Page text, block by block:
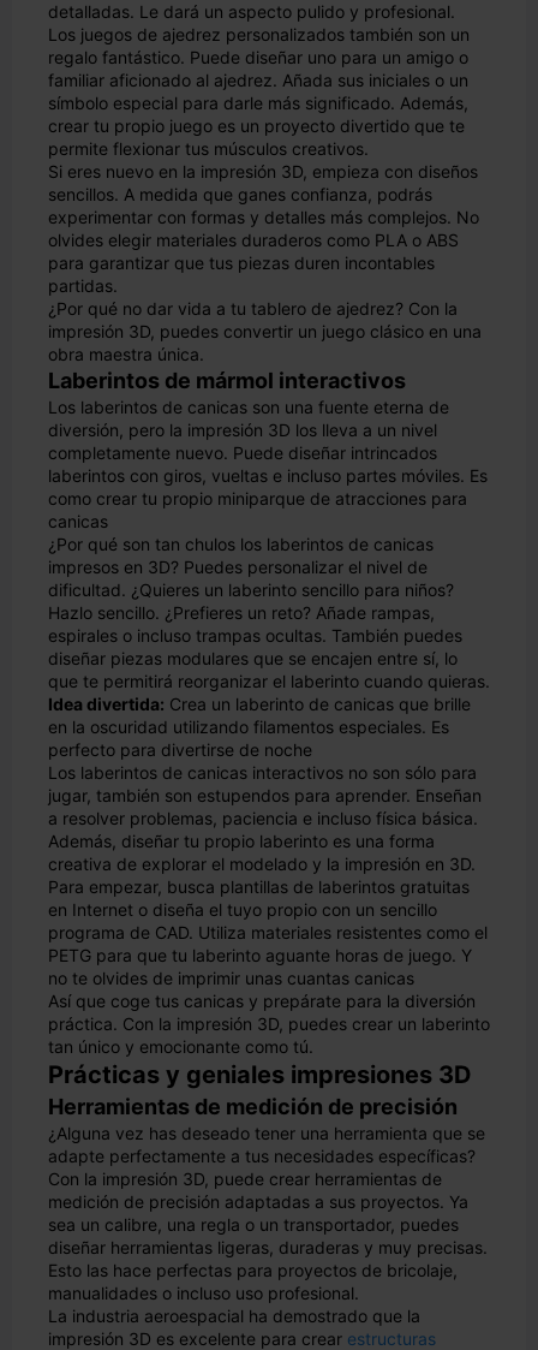
detalladas. Le dará un aspecto pulido y profesional.
Los juegos de ajedrez personalizados también son un
regalo fantástico. Puede diseñar uno para un amigo o
familiar aficionado al ajedrez. Añada sus iniciales o un
símbolo especial para darle más significado. Además,
crear tu propio juego es un proyecto divertido que te
permite flexionar tus músculos creativos.
Si eres nuevo en la impresión 3D, empieza con diseños
sencillos. A medida que ganes confianza, podrás
experimentar con formas y detalles más complejos. No
olvides elegir materiales duraderos como PLA o ABS
para garantizar que tus piezas duren incontables
partidas.
¿Por qué no dar vida a tu tablero de ajedrez? Con la
impresión 3D, puedes convertir un juego clásico en una
obra maestra única.
Laberintos de mármol interactivos
Los laberintos de canicas son una fuente eterna de
diversión, pero la impresión 3D los lleva a un nivel
completamente nuevo. Puede diseñar intrincados
laberintos con giros, vueltas e incluso partes móviles. Es
como crear tu propio miniparque de atracciones para
canicas
¿Por qué son tan chulos los laberintos de canicas
impresos en 3D? Puedes personalizar el nivel de
dificultad. ¿Quieres un laberinto sencillo para niños?
Hazlo sencillo. ¿Prefieres un reto? Añade rampas,
espirales o incluso trampas ocultas. También puedes
diseñar piezas modulares que se encajen entre sí, lo
que te permitirá reorganizar el laberinto cuando quieras.
Idea divertida: Crea un laberinto de canicas que brille
en la oscuridad utilizando filamentos especiales. Es
perfecto para divertirse de noche
Los laberintos de canicas interactivos no son sólo para
jugar, también son estupendos para aprender. Enseñan
a resolver problemas, paciencia e incluso física básica.
Además, diseñar tu propio laberinto es una forma
creativa de explorar el modelado y la impresión en 3D.
Para empezar, busca plantillas de laberintos gratuitas
en Internet o diseña el tuyo propio con un sencillo
programa de CAD. Utiliza materiales resistentes como el
PETG para que tu laberinto aguante horas de juego. Y
no te olvides de imprimir unas cuantas canicas
Así que coge tus canicas y prepárate para la diversión
práctica. Con la impresión 3D, puedes crear un laberinto
tan único y emocionante como tú.
Prácticas y geniales impresiones 3D
Herramientas de medición de precisión
¿Alguna vez has deseado tener una herramienta que se
adapte perfectamente a tus necesidades específicas?
Con la impresión 3D, puede crear herramientas de
medición de precisión adaptadas a sus proyectos. Ya
sea un calibre, una regla o un transportador, puedes
diseñar herramientas ligeras, duraderas y muy precisas.
Esto las hace perfectas para proyectos de bricolaje,
manualidades o incluso uso profesional.
La industria aeroespacial ha demostrado que la
impresión 3D es excelente para crear estructuras